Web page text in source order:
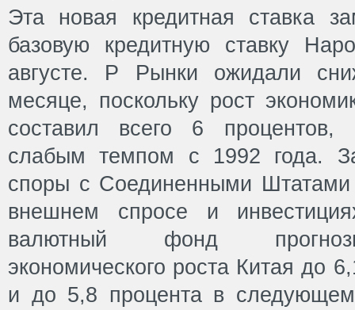
Эта новая кредитная ставка
базовую кредитную ставку
августе. P Рынки ожидали
месяце, поскольку рост
составил всего 6
слабым темпом с 1992 года.
споры с Соединенными Штатами
внешнем спросе и
валютный фонд
экономического роста Китая до
и до 5,8 процента в